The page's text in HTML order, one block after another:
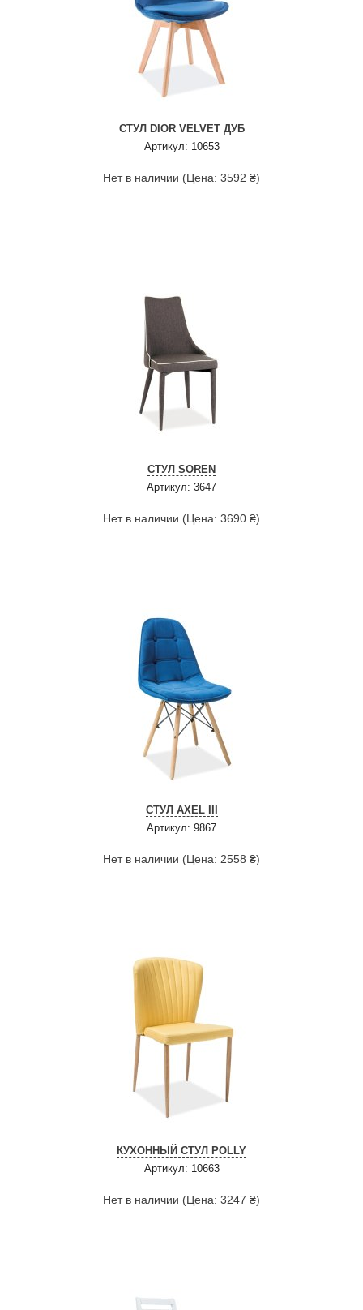
СТУЛ DIOR VELVET ДУБ
Артикул: 10653
Нет в наличии (Цена: 3592 ₴)
СТУЛ SOREN
Артикул: 3647
Нет в наличии (Цена: 3690 ₴)
СТУЛ AXEL III
Артикул: 9867
Нет в наличии (Цена: 2558 ₴)
КУХОННЫЙ СТУЛ POLLY
Артикул: 10663
Нет в наличии (Цена: 3247 ₴)